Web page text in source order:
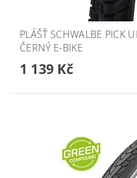
PLÁŠŤ SCHWALBE PICK
ČERNÝ E-BIKE
1 139 Kč